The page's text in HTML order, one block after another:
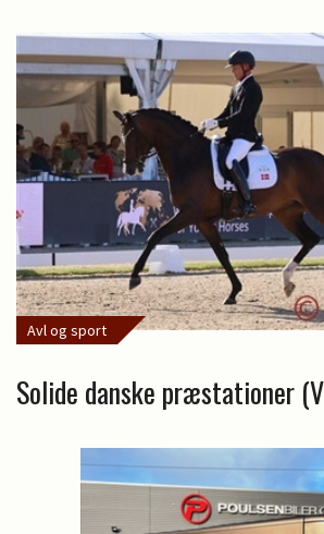
Avl og sport
Solide danske præstationer